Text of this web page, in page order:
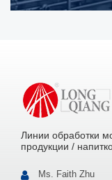
Линии обработки
продукции /
Ms. Faith Zhu